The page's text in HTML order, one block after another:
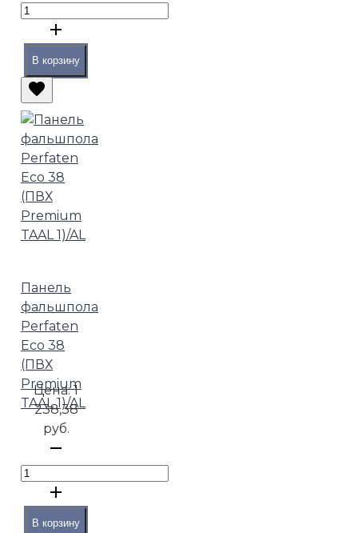
В корзину
Панель
фальшпола
Perfaten
Eco 38
(ПВХ
Premium
TAAL 1)/AL
Цена:1
238,38
руб.
В корзину